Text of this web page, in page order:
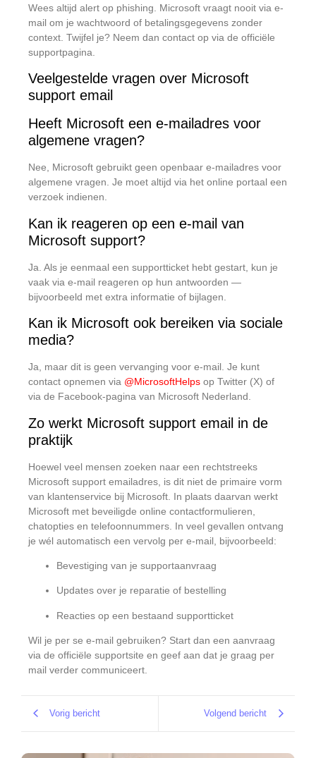
Wees altijd alert op phishing. Microsoft vraagt nooit via e-
mail om je wachtwoord of betalingsgegevens zonder
context. Twijfel je? Neem dan contact op via de officiële
supportpagina.
Veelgestelde vragen over Microsoft
support email
Heeft Microsoft een e-mailadres voor
algemene vragen?
Nee, Microsoft gebruikt geen openbaar e-mailadres voor
algemene vragen. Je moet altijd via het online portaal een
verzoek indienen.
Kan ik reageren op een e-mail van
Microsoft support?
Ja. Als je eenmaal een supportticket hebt gestart, kun je
vaak via e-mail reageren op hun antwoorden —
bijvoorbeeld met extra informatie of bijlagen.
Kan ik Microsoft ook bereiken via sociale
media?
Ja, maar dit is geen vervanging voor e-mail. Je kunt
contact opnemen via @MicrosoftHelps op Twitter (X) of
via de Facebook-pagina van Microsoft Nederland.
Zo werkt Microsoft support email in de
praktijk
Hoewel veel mensen zoeken naar een rechtstreeks
Microsoft support emailadres, is dit niet de primaire vorm
van klantenservice bij Microsoft. In plaats daarvan werkt
Microsoft met beveiligde online contactformulieren,
chatopties en telefoonnummers. In veel gevallen ontvang
je wél automatisch een vervolg per e-mail, bijvoorbeeld:
Bevestiging van je supportaanvraag
Updates over je reparatie of bestelling
Reacties op een bestaand supportticket
Wil je per se e-mail gebruiken? Start dan een aanvraag
via de officiële supportsite en geef aan dat je graag per
mail verder communiceert.
Vorig bericht Volgend bericht